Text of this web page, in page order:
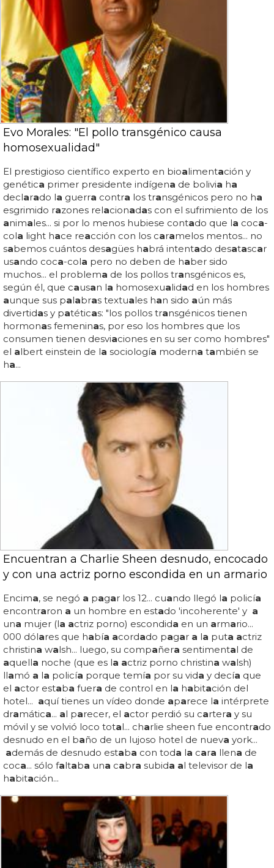
Evo Morales: "El pollo transgénico causa
homosexualidad"
El prestigioso científico experto en bioalimentación y
genética primer presidente indígena de bolivia ha
declarado la guerra contra los transgénicos pero no ha
esgrimido razones relacionadas con el sufrimiento de los
animales... si por lo menos hubiese contado que la coca-
cola light hace reacción con los caramelos mentos... no
sabemos cuántos desagües habrá intentado desatascar
usando coca-cola pero no deben de haber sido
muchos... el problema de los pollos transgénicos es,
según él, que causan la homosexualidad en los hombres
aunque sus palabras textuales han sido aún más
divertidas y patéticas: "los pollos transgénicos tienen
hormonas femeninas, por eso los hombres que los
consumen tienen desviaciones en su ser como hombres"
el albert einstein de la sociología moderna también se
ha...
Encuentran a Charlie Sheen desnudo, encocado
y con una actriz porno escondida en un armario
Encima, se negó a pagar los 12... cuando llegó la policía
encontraron a un hombre en estado 'incoherente' y a
una mujer (la actriz porno) escondida en un armario...
000 dólares que había acordado pagar a la puta actriz
christina walsh... luego, su compañera sentimental de
aquella noche (que es la actriz porno christina walsh)
llamó a la policía porque temía por su vida y decía que
el actor estaba fuera de control en la habitación del
hotel... aquí tienes un vídeo donde aparece la intérprete
dramática... al parecer, el actor perdió su cartera y su
móvil y se volvió loco total... charlie sheen fue encontrado
desnudo en el baño de un lujoso hotel de nueva york...
además de desnudo estaba con toda la cara llena de
coca... sólo faltaba una cabra subida al televisor de la
habitación...